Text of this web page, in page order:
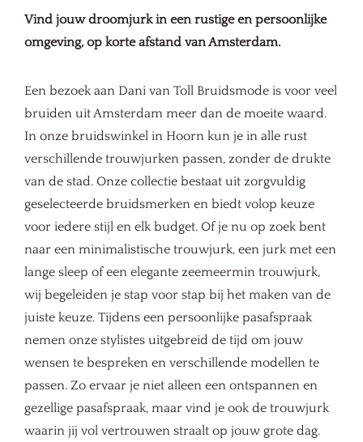
Vind jouw droomjurk in een rustige en persoonlijke
omgeving, op korte afstand van Amsterdam.
Een bezoek aan Dani van Toll Bruidsmode is voor veel
bruiden uit Amsterdam meer dan de moeite waard.
In onze bruidswinkel in Hoorn kun je in alle rust
verschillende trouwjurken passen, zonder de drukte
van de stad. Onze collectie bestaat uit zorgvuldig
geselecteerde bruidsmerken en biedt volop keuze
voor iedere stijl en elk budget. Of je nu op zoek bent
naar een minimalistische trouwjurk, een jurk met een
lange sleep of een elegante zeemeermin trouwjurk,
wij begeleiden je stap voor stap bij het maken van de
juiste keuze. Tijdens een persoonlijke pasafspraak
nemen onze stylistes uitgebreid de tijd om jouw
wensen te bespreken en verschillende modellen te
passen. Zo ervaar je niet alleen een ontspannen en
gezellige pasafspraak, maar vind je ook de trouwjurk
waarin jij vol vertrouwen straalt op jouw grote dag.